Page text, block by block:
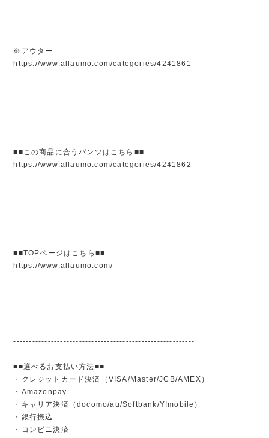
※アウター
https://www.allaumo.com/categories/4241861
■■この商品に合うパンツはこちら■■
https://www.allaumo.com/categories/4241862
■■TOPページはこちら■■
https://www.allaumo.com/
----------------------------------------------------------
■■選べるお支払い方法■■
・クレジットカード決済（VISA/Master/JCB/AMEX）
・Amazonpay
・キャリア決済（docomo/au/Softbank/Y!mobile）
・銀行振込
・コンビニ決済